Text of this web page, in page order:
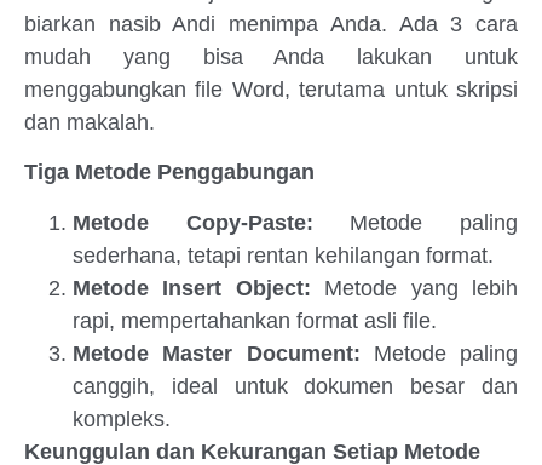
biarkan nasib Andi menimpa Anda. Ada 3 cara
mudah yang bisa Anda lakukan untuk
menggabungkan file Word, terutama untuk skripsi
dan makalah.
Tiga Metode Penggabungan
Metode Copy-Paste: Metode paling
sederhana, tetapi rentan kehilangan format.
Metode Insert Object: Metode yang lebih
rapi, mempertahankan format asli file.
Metode Master Document: Metode paling
canggih, ideal untuk dokumen besar dan
kompleks.
Keunggulan dan Kekurangan Setiap Metode